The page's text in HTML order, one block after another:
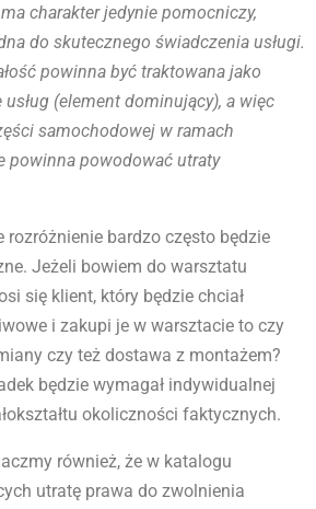
charakter jedynie pomocniczy,
do skutecznego świadczenia usługi.
powinna być traktowana jako
usług (element dominujący), a więc
samochodowej w ramach
powinna powodować utraty
rozróżnienie bardzo często będzie
Jeżeli bowiem do warsztatu
się klient, który będzie chciał
i zakupi je w warsztacie to czy
czy też dostawa z montażem?
będzie wymagał indywidualnej
okoliczności faktycznych.
również, że w katalogu
utratę prawa do zwolnienia